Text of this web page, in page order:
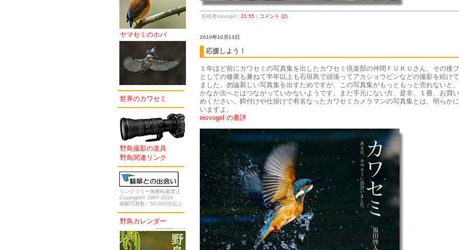
ヤマセミのホバ
世界のカワセミ
野鳥撮影の道具
野鳥関連リンク
リンクフリー無断転載禁止
Copyright© 1997-2026
掲載写真数：50,000点以上
野鳥カレンダー
投稿者eisvogel : 21:55| コメント (2)
2010年10月13日
応援しよう！
１年ほど前にカワセミの写真集を出したカワセミ倶楽部の仲間ＦＵＫＵさん、その後
としての修業も兼ねて半年以上も石垣島で頑張ってアカショウビンなどの撮影を続け
ました。勿論新しい写真集を出すためですが、この写真集がもっともっと売れないと
かなか次へとはつながっていかないようです。まだ手元にない方、是非、１冊、お買
めください。餌付けや仕掛けで有名なったカワセミカメラマンの写真集とは、明らか
いますよ。
eisvogel の書評